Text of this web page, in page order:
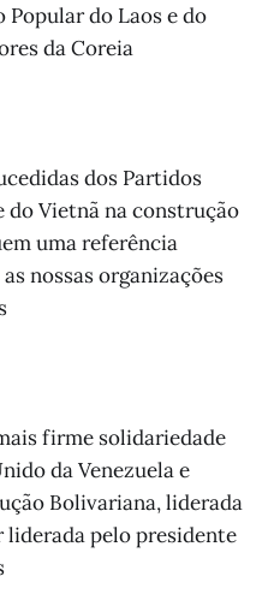
do Laos e do
da Coreia
dos Partidos
do Vietnã na construção
uma referência
nossas organizações
firme solidariedade
da Venezuela e
Bolivariana, liderada
pelo presidente